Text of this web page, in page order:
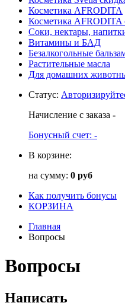
Косметика AFRODITA
Косметика AFRODITA
Соки, нектары,
Витамины и БАД
Безалкогольные
Растительные масла
Для домашних
Статус:
Начисление с заказа -
Бонусный счет: -
В корзине:
на сумму: 0 руб
Как получить бонусы
КОРЗИНА
Главная
Вопросы
Вопросы
Написать